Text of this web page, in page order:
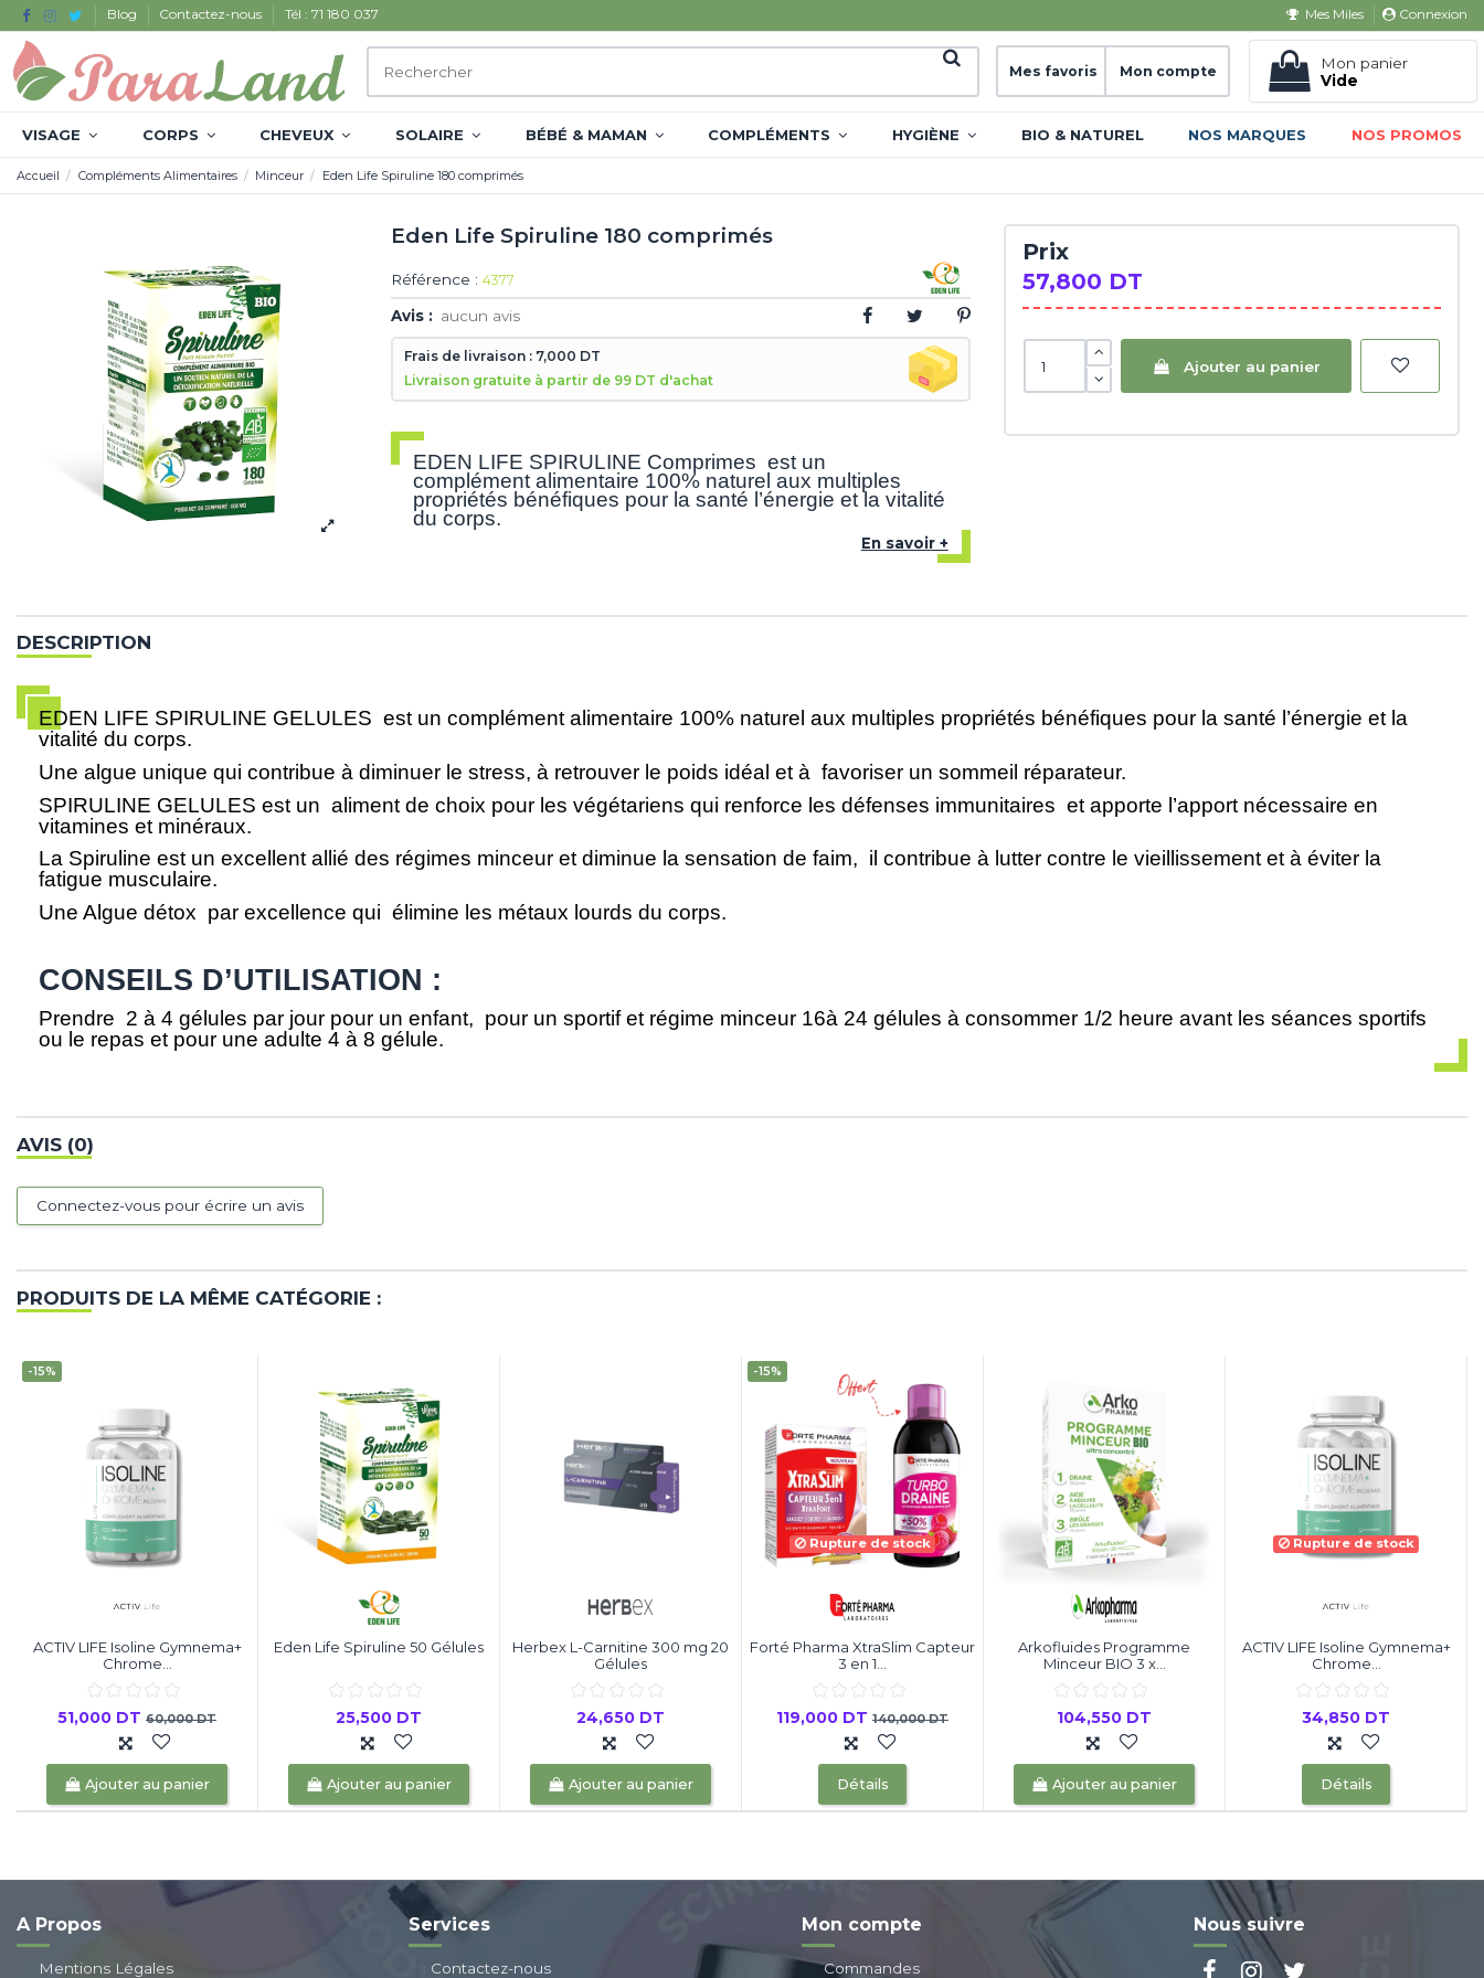
Blog Contactez-nous Tél : 71 180 037 Mes Miles Connexion
Mes favoris Mon compte
Mon panier
Vide
VISAGE CORPS CHEVEUX SOLAIRE BÉBÉ & MAMAN COMPLÉMENTS HYGIÈNE BIO & NATUREL NOS MARQUES NOS PROMOS
Accueil Compléments Alimentaires Minceur Eden Life Spiruline 180 comprimés
Eden Life Spiruline 180 comprimés
Référence : 4377
Avis : aucun avis
Frais de livraison : 7,000 DT
Livraison gratuite à partir de 99 DT d'achat
EDEN LIFE SPIRULINE Comprimes est un
complément alimentaire 100% naturel aux multiples
propriétés bénéfiques pour la santé l’énergie et la vitalité
du corps.
En savoir +
Prix
57,800 DT
Ajouter au panier
DESCRIPTION
EDEN LIFE SPIRULINE GELULES est un complément alimentaire 100% naturel aux multiples propriétés bénéfiques pour la santé l’énergie et la
vitalité du corps.
Une algue unique qui contribue à diminuer le stress, à retrouver le poids idéal et à favoriser un sommeil réparateur.
SPIRULINE GELULES est un aliment de choix pour les végétariens qui renforce les défenses immunitaires et apporte l’apport nécessaire en
vitamines et minéraux.
La Spiruline est un excellent allié des régimes minceur et diminue la sensation de faim, il contribue à lutter contre le vieillissement et à éviter la
fatigue musculaire.
Une Algue détox par excellence qui élimine les métaux lourds du corps.
CONSEILS D’UTILISATION :
Prendre 2 à 4 gélules par jour pour un enfant, pour un sportif et régime minceur 16à 24 gélules à consommer 1/2 heure avant les séances sportifs
ou le repas et pour une adulte 4 à 8 gélule.
AVIS (0)
Connectez-vous pour écrire un avis
PRODUITS DE LA MÊME CATÉGORIE :
-15%
ACTIV LIFE Isoline Gymnema+
Chrome...
51,000 DT 60,000 DT
Ajouter au panier
Eden Life Spiruline 50 Gélules
25,500 DT
Ajouter au panier
Herbex L-Carnitine 300 mg 20
Gélules
24,650 DT
Ajouter au panier
-15%
Rupture de stock
Forté Pharma XtraSlim Capteur
3 en 1...
119,000 DT 140,000 DT
Détails
Arkofluides Programme
Minceur BIO 3 x...
104,550 DT
Ajouter au panier
Rupture de stock
ACTIV LIFE Isoline Gymnema+
Chrome...
34,850 DT
Détails
A Propos
Mentions Légales
Services
Contactez-nous
Mon compte
Commandes
Nous suivre